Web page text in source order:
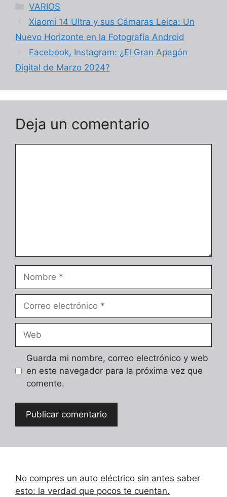
Categorías
VARIOS
Xiaomi 14 Ultra y sus Cámaras Leica: Un
Nuevo Horizonte en la Fotografía Android
Facebook, Instagram: ¿El Gran Apagón
Digital de Marzo 2024?
Deja un comentario
electrónico
Guarda mi nombre, correo electrónico y web
en este navegador para la próxima vez que
comente.
No compres un auto eléctrico sin antes saber
esto: la verdad que pocos te cuentan.